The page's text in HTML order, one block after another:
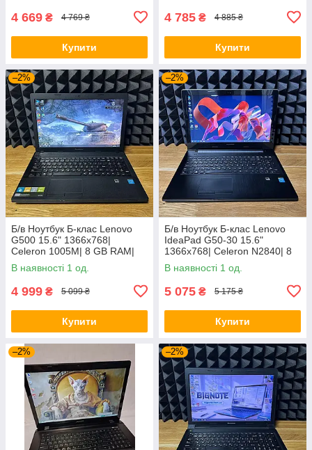
4 669 ₴ 4 769 ₴
Купити
4 785 ₴ 4 885 ₴
Купити
–2%
Б/в Ноутбук Б-клас Lenovo
G500 15.6" 1366x768|
Celeron 1005M| 8 GB RAM|
128 GB SSD| HD
В наявності 1 од.
4 999 ₴ 5 099 ₴
Купити
–2%
Б/в Ноутбук Б-клас Lenovo
IdeaPad G50-30 15.6"
1366x768| Celeron N2840| 8
GB RAM| 128 GB SSD| HD
В наявності 1 од.
5 075 ₴ 5 175 ₴
Купити
–2% –2%